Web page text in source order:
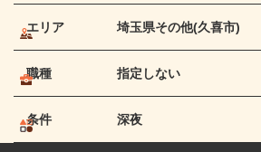
エリア 埼玉県その他(久喜市)
職種 指定しない
条件 深夜